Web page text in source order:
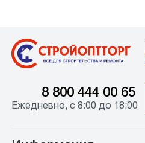
8 800 444 00 65
Ежедневно, с 8:00 до 18:00